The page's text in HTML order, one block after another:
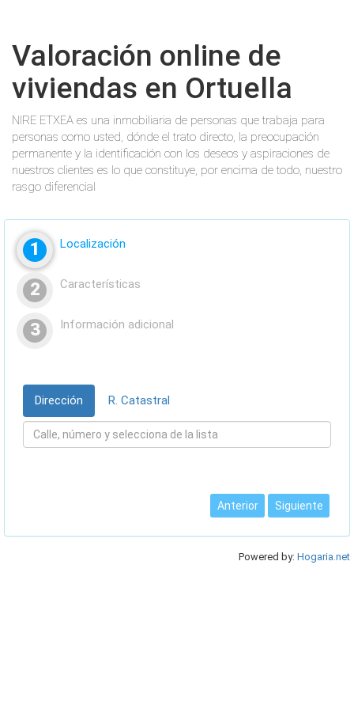
Valoración online de
viviendas en Ortuella
NIRE ETXEA es una inmobiliaria de personas que trabaja para
personas como usted, dónde el trato directo, la preocupación
permanente y la identificación con los deseos y aspiraciones de
nuestros clientes es lo que constituye, por encima de todo, nuestro
rasgo diferencial
1 Localización
2 Características
3 Información adicional
Dirección R. Catastral
Anterior Siguiente
Powered by: Hogaria.net